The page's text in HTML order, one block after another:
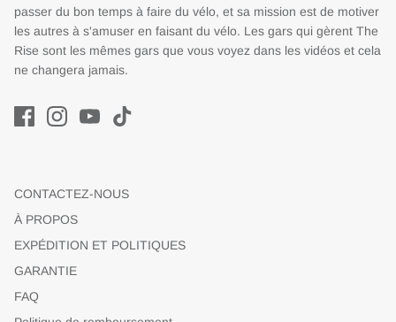
passer du bon temps à faire du vélo, et sa mission est de motiver
les autres à s'amuser en faisant du vélo. Les gars qui gèrent The
Rise sont les mêmes gars que vous voyez dans les vidéos et cela
ne changera jamais.
CONTACTEZ-NOUS
À PROPOS
EXPÉDITION ET POLITIQUES
GARANTIE
FAQ